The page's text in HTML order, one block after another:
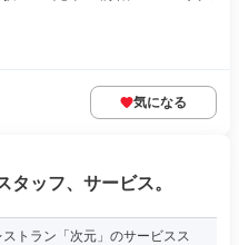
気になる
ッフ、サービス。
トラン「次元」のサービスス